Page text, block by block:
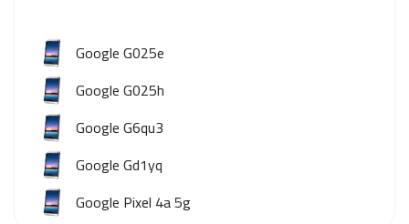
Google G025e
Google G025h
Google G6qu3
Google Gd1yq
Google Pixel 4a 5g